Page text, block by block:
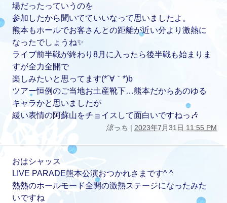
場だったっていうのを
参加したから聞いてていいなって思いましたよ。
熊本もホールでお客さんとの距離が近い分より激熱に
なったでしょうね✨
ライブ前半戦が終わり8月に入ったら後半戦も始まりま
すが全力全開で
楽しみたいと思ってます(*´∀｀*)b
ツアー恒例のご当地お土産靴下…熊本だからあのゆる
キャラかと思いましたが
緩い表情の阿蘇山をチョイスして面白いですねっ🎶
涼っち | 2023年7月31日 11:55 PM
おはシャッス
LIVE PARADE熊本公演おつかれさまです^ ^
熱熱のホールモード全開の激熱ステージになったみた
いですね